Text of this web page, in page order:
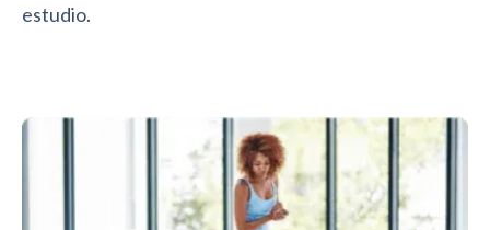
estudio.